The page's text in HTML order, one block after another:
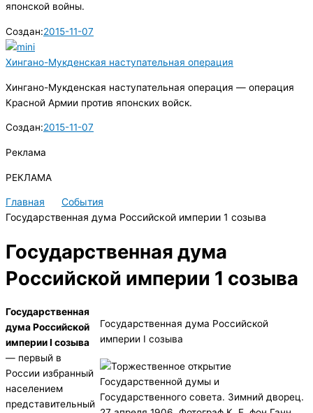
японской войны.
Создан:2015-11-07
Хингано-Мукденская наступательная операция
Хингано-Мукденская наступательная операция — операция
Красной Армии против японских войск.
Создан:2015-11-07
Реклама
РЕКЛАМА
Главная
События
Государственная дума Российской империи 1 созыва
Государственная дума
Российской империи 1 созыва
Государственная дума Российской
империи I созыва
Государственная
дума Российской
империи I созыва
— первый в
России избранный
населением
представительный